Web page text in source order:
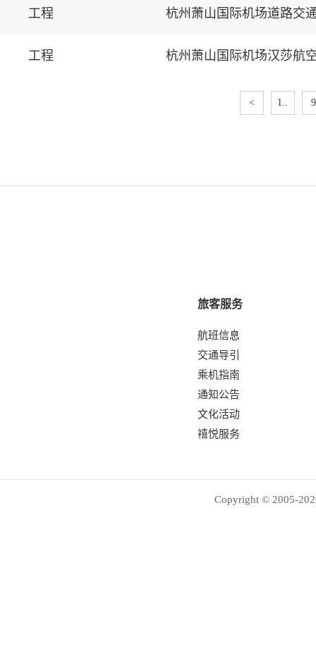
工程 杭州萧山国际机场道路交
工程 杭州萧山国际机场汉莎航
< 1.. 9
旅客服务
航班信息
交通导引
乘机指南
通知公告
文化活动
禧悦服务
Copyright © 2005-